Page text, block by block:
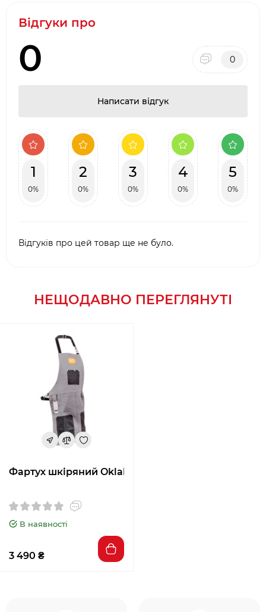
Відгуки про
0 0
Написати відгук
1
0%
2
0%
3
0%
4
0%
5
0%
Відгуків про цей товар ще не було.
НЕЩОДАВНО ПЕРЕГЛЯНУТІ
Фартух шкіряний Oklahoma Joe
В наявності
3 490 ₴